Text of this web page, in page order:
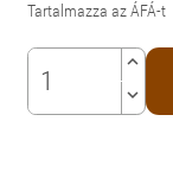
Tartalmazza az ÁFÁ-t
keyboard_arrow_up
keyboard_arrow_down